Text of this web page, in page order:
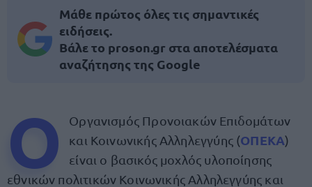
Μάθε πρώτος όλες τις σημαντικές
ειδήσεις.
Βάλε το proson.gr στα αποτελέσματα
αναζήτησης της Google
Ο
Οργανισμός Προνοιακών Επιδομάτων
και Κοινωνικής Αλληλεγγύης (ΟΠΕΚΑ)
είναι ο βασικός μοχλός υλοποίησης
εθνικών πολιτικών Κοινωνικής Αλληλεγγύης και